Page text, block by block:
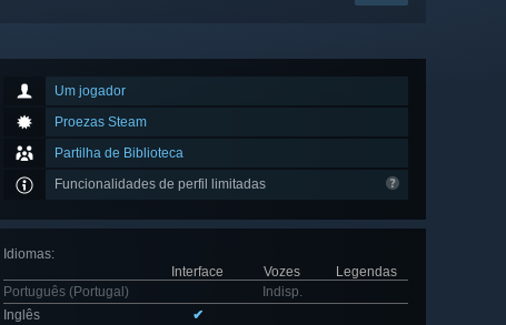
Um jogador
Proezas Steam
Partilha de Biblioteca
Funcionalidades de perfil limitadas
Idiomas:
Interface
Vozes
Legendas
Português (Portugal)
Indisp.
Inglês
✔